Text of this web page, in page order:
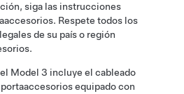
siga las instrucciones
Respete todos los
de su país o región
Model 3 incluye el cableado
equipado con